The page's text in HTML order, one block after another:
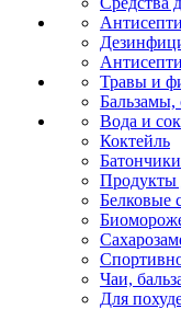
Травы и
Вода и
Коктейль
Продукты
Белковые
Чаи,
Для